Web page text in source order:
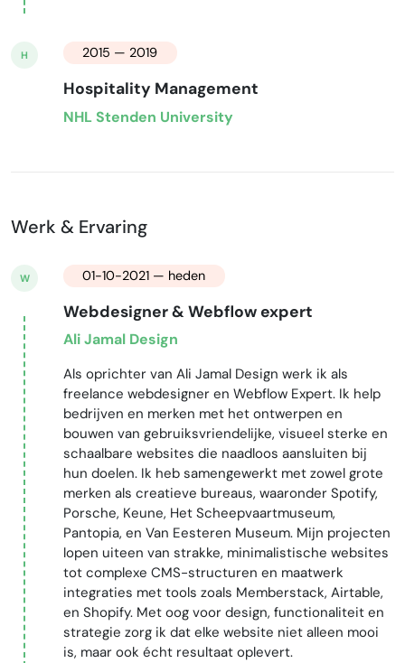
H 2015 — 2019
Hospitality Management
NHL Stenden University
Werk & Ervaring
W 01-10-2021 — heden
Webdesigner & Webflow expert
Ali Jamal Design
Als oprichter van Ali Jamal Design werk ik als
freelance webdesigner en Webflow Expert. Ik help
bedrijven en merken met het ontwerpen en
bouwen van gebruiksvriendelijke, visueel sterke en
schaalbare websites die naadloos aansluiten bij
hun doelen. Ik heb samengewerkt met zowel grote
merken als creatieve bureaus, waaronder Spotify,
Porsche, Keune, Het Scheepvaartmuseum,
Pantopia, en Van Eesteren Museum. Mijn projecten
lopen uiteen van strakke, minimalistische websites
tot complexe CMS-structuren en maatwerk
integraties met tools zoals Memberstack, Airtable,
en Shopify. Met oog voor design, functionaliteit en
strategie zorg ik dat elke website niet alleen mooi
is, maar ook écht resultaat oplevert.